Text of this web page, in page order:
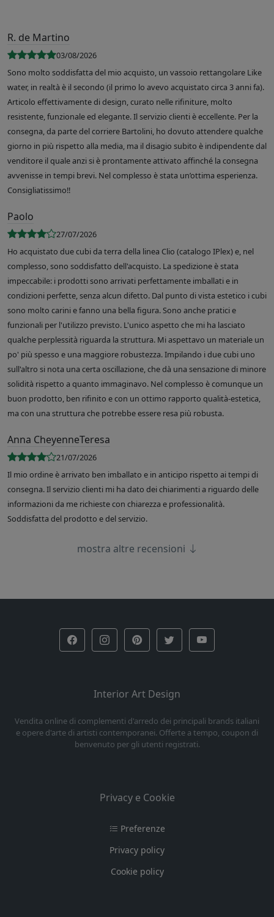
R. de Martino
03/08/2026
Sono molto soddisfatta del mio acquisto, un vassoio rettangolare Like
water, in realtà è il secondo (il primo lo avevo acquistato circa 3 anni fa).
Articolo effettivamente di design, curato nelle rifiniture, molto
resistente, funzionale ed elegante. Il servizio clienti è eccellente. Per la
consegna, da parte del corriere Bartolini, ho dovuto attendere qualche
giorno in più rispetto alla media, ma il disagio subito è indipendente dal
venditore il quale anzi si è prontamente attivato affinché la consegna
avvenisse in tempi brevi. Nel complesso è stata un’ottima esperienza.
Consigliatissimo!!
Paolo
27/07/2026
Ho acquistato due cubi da terra della linea Clio (catalogo IPlex) e, nel
complesso, sono soddisfatto dell'acquisto. La spedizione è stata
impeccabile: i prodotti sono arrivati perfettamente imballati e in
condizioni perfette, senza alcun difetto. Dal punto di vista estetico i cubi
sono molto carini e fanno una bella figura. Sono anche pratici e
funzionali per l'utilizzo previsto. L'unico aspetto che mi ha lasciato
qualche perplessità riguarda la struttura. Mi aspettavo un materiale un
po' più spesso e una maggiore robustezza. Impilando i due cubi uno
sull'altro si nota una certa oscillazione, che dà una sensazione di minore
solidità rispetto a quanto immaginavo. Nel complesso è comunque un
buon prodotto, ben rifinito e con un ottimo rapporto qualità-estetica,
ma con una struttura che potrebbe essere resa più robusta.
Anna CheyenneTeresa
21/07/2026
Il mio ordine è arrivato ben imballato e in anticipo rispetto ai tempi di
consegna. Il servizio clienti mi ha dato dei chiarimenti a riguardo delle
informazioni da me richieste con chiarezza e professionalità.
Soddisfatta del prodotto e del servizio.
mostra altre recensioni
Interior Art Design
Vendita online di complementi d'arredo dei principali brands italiani
e opere d'arte di artisti contemporanei. Offerte a tempo, coupon di
benvenuto per gli utenti registrati.
Privacy e Cookie
Preferenze
Privacy policy
Cookie policy